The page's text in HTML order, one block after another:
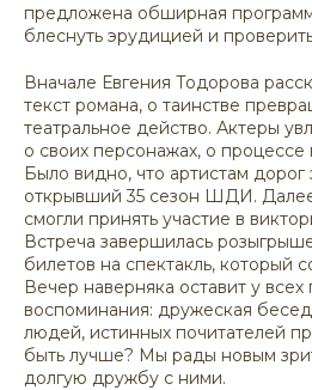
предложена обширная
блеснуть эрудицией и
Вначале Евгения Тодорова
текст романа, о таинстве
театральное действо. Актеры
о своих персонажах, о
Было видно, что артистам дорог
открывший 35 сезон ШДИ.
смогли принять участие в
Встреча завершилась
билетов на спектакль, который
Вечер наверняка оставит у всех
воспоминания: дружеская
людей, истинных почитателей
быть лучше? Мы рады новым
долгую дружбу с ними.